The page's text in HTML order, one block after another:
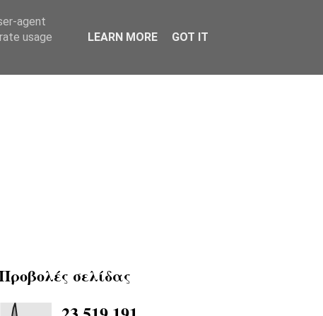
σελίδας
agent
usage
LEARN MORE GOT IT